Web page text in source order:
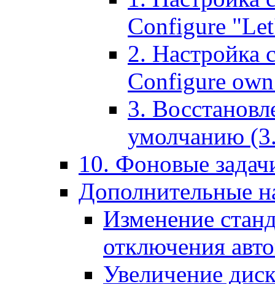
Configure
2. Настройка
Configure
3.
умолчанию
10. Фоновые
Дополнительные
Изменение
отключения
Увеличение